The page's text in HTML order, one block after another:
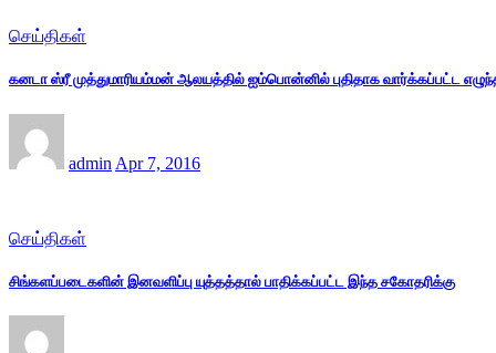
செய்திகள்
கனடா ஸ்ரீ முத்துமாரியம்மன் ஆலயத்தில் ஐம்பொன்னில் புதிதாக வார்க்கப்பட்ட
admin Apr 7, 2016
செய்திகள்
சிங்களப்படைகளின் இனவளிப்பு யுத்தத்தால் பாதிக்கப்பட்ட இந்த சகோதரிக்கு